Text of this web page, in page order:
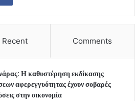
Recent Comments
Η καθυστέρηση εκδίκασης
αφερεγγυότητας έχουν σοβαρές
στην οικονομία